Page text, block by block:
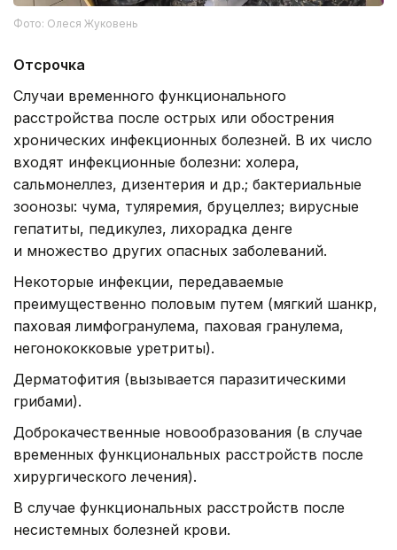
Фото: Олеся Жуковень
Отсрочка
Случаи временного функционального
расстройства после острых или обострения
хронических инфекционных болезней. В их число
входят инфекционные болезни: холера,
сальмонеллез, дизентерия и др.; бактериальные
зоонозы: чума, туляремия, бруцеллез; вирусные
гепатиты, педикулез, лихорадка денге
и множество других опасных заболеваний.
Некоторые инфекции, передаваемые
преимущественно половым путем (мягкий шанкр,
паховая лимфогранулема, паховая гранулема,
негонококковые уретриты).
Дерматофития (вызывается паразитическими
грибами).
Доброкачественные новообразования (в случае
временных функциональных расстройств после
хирургического лечения).
В случае функциональных расстройств после
несистемных болезней крови.